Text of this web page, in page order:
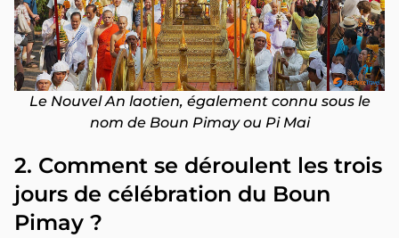
Le Nouvel An laotien, également connu sous le
nom de Boun Pimay ou Pi Mai
2. Comment se déroulent les trois
jours de célébration du Boun
Pimay ?